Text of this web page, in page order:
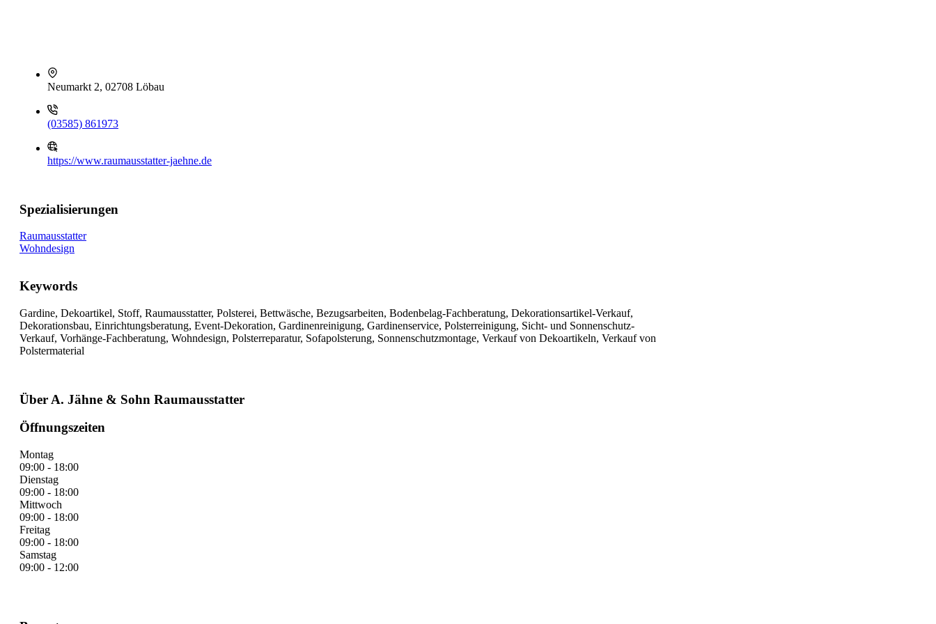
Neumarkt 2, 02708 Löbau
(03585) 861973
https://www.raumausstatter-jaehne.de
Spezialisierungen
Raumausstatter
Wohndesign
Keywords
Gardine, Dekoartikel, Stoff, Raumausstatter, Polsterei, Bettwäsche, Bezugsarbeiten, Bodenbelag-Fachberatung, Dekorationsartikel-Verkauf,
Dekorationsbau, Einrichtungsberatung, Event-Dekoration, Gardinenreinigung, Gardinenservice, Polsterreinigung, Sicht- und Sonnenschutz-
Verkauf, Vorhänge-Fachberatung, Wohndesign, Polsterreparatur, Sofapolsterung, Sonnenschutzmontage, Verkauf von Dekoartikeln, Verkauf von
Polstermaterial
Über A. Jähne & Sohn Raumausstatter
Öffnungszeiten
Montag
09:00 - 18:00
Dienstag
09:00 - 18:00
Mittwoch
09:00 - 18:00
Freitag
09:00 - 18:00
Samstag
09:00 - 12:00